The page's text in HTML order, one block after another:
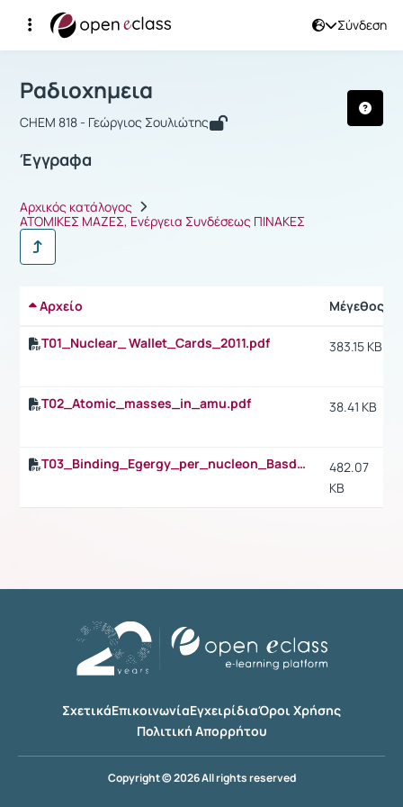
Σύνδεση
Αρχική Σελίδα
Μάθημα : Ραδιοχημεια
Ραδιοχημεια
CHEM 818 - Γεώργιος Σουλιώτης
Έγγραφα
Αρχικός κατάλογος
ΑΤΟΜΙΚΕΣ ΜΑΖΕΣ, Ενέργεια Συνδέσεως ΠΙΝΑΚΕΣ
Αρχείο Μέγεθος
T01_Nuclear_ Wallet_Cards_2011.pdf 383.15 KB
T02_Atomic_masses_in_amu.pdf 38.41 KB
T03_Binding_Egergy_per_nucleon_Basdevant-Book.pdf
482.07
KB
ΣχετικάΕπικοινωνίαΕγχειρίδιαΌροι Χρήσης
Πολιτική Απορρήτου
Copyright © 2026 All rights reserved